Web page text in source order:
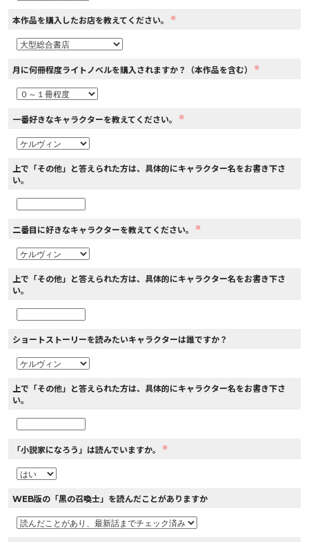
本作品を購入したお店を教えてください。 ※
月に何冊程度ライトノベルを購入されますか？（本作品を含む） ※
一番好きなキャラクターを教えてください。 ※
上で「その他」と答えられた方は、具体的にキャラクター名をお書き下さ
い。
二番目に好きなキャラクターを教えてください。 ※
上で「その他」と答えられた方は、具体的にキャラクター名をお書き下さ
い。
ショートストーリーを読みたいキャラクターは誰ですか？
上で「その他」と答えられた方は、具体的にキャラクター名をお書き下さ
い。
「小説家になろう」は読んでいますか。 ※
WEB版の「黒の召喚士」を読んだことがありますか